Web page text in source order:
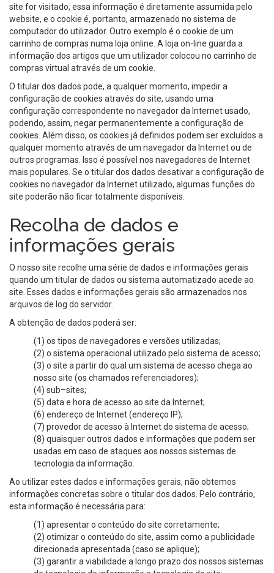
site for visitado, essa informação é diretamente assumida pelo
website, e o cookie é, portanto, armazenado no sistema de
computador do utilizador. Outro exemplo é o cookie de um
carrinho de compras numa loja online. A loja on-line guarda a
informação dos artigos que um utilizador colocou no carrinho de
compras virtual através de um cookie.
O titular dos dados pode, a qualquer momento, impedir a
configuração de cookies através do site, usando uma
configuração correspondente no navegador da Internet usado,
podendo, assim, negar permanentemente a configuração de
cookies. Além disso, os cookies já definidos podem ser excluídos a
qualquer momento através de um navegador da Internet ou de
outros programas. Isso é possível nos navegadores de Internet
mais populares. Se o titular dos dados desativar a configuração de
cookies no navegador da Internet utilizado, algumas funções do
site poderão não ficar totalmente disponíveis.
Recolha de dados e
informações gerais
O nosso site recolhe uma série de dados e informações gerais
quando um titular de dados ou sistema automatizado acede ao
site. Esses dados e informações gerais são armazenados nos
arquivos de log do servidor.
A obtenção de dados poderá ser:
(1) os tipos de navegadores e versões utilizadas;
(2) o sistema operacional utilizado pelo sistema de acesso;
(3) o site a partir do qual um sistema de acesso chega ao
nosso site (os chamados referenciadores);
(4) sub–sites;
(5) data e hora de acesso ao site da Internet;
(6) endereço de Internet (endereço IP);
(7) provedor de acesso à Internet do sistema de acesso;
(8) quaisquer outros dados e informações que podem ser
usadas em caso de ataques aos nossos sistemas de
tecnologia da informação.
Ao utilizar estes dados e informações gerais, não obtemos
informações concretas sobre o titular dos dados. Pelo contrário,
esta informação é necessária para:
(1) apresentar o conteúdo do site corretamente;
(2) otimizar o conteúdo do site, assim como a publicidade
direcionada apresentada (caso se aplique);
(3) garantir a viabilidade a longo prazo dos nossos sistemas